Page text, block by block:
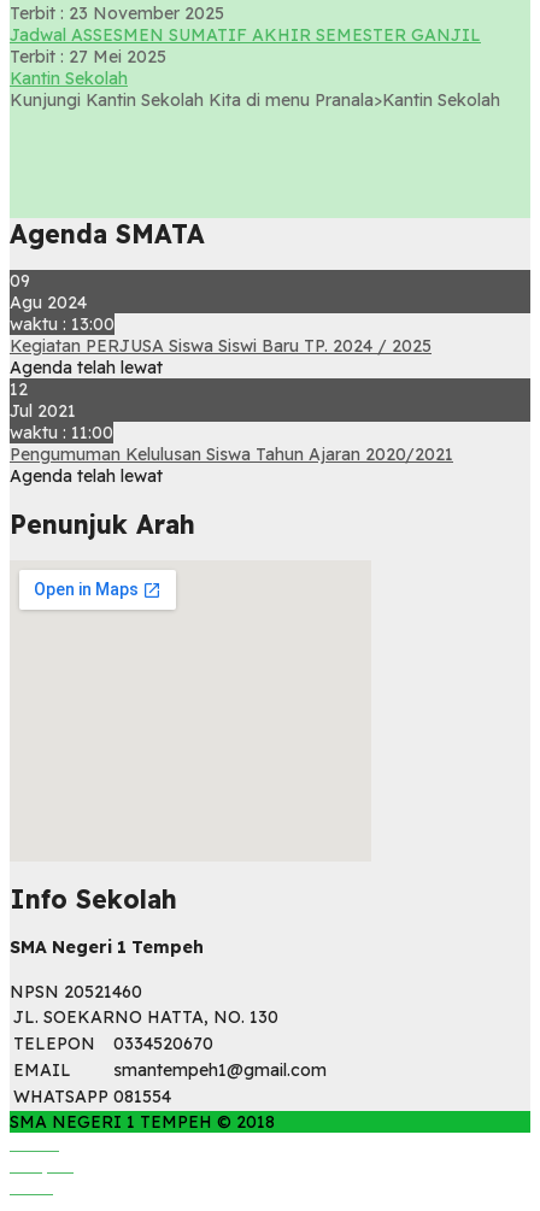
Terbit : 23 November 2025
Jadwal ASSESMEN SUMATIF AKHIR SEMESTER GANJIL
Terbit : 27 Mei 2025
Kantin Sekolah
Kunjungi Kantin Sekolah Kita di menu Pranala>Kantin Sekolah
Agenda SMATA
09
Agu 2024
waktu : 13:00
Kegiatan PERJUSA Siswa Siswi Baru TP. 2024 / 2025
Agenda telah lewat
12
Jul 2021
waktu : 11:00
Pengumuman Kelulusan Siswa Tahun Ajaran 2020/2021
Agenda telah lewat
Penunjuk Arah
Info Sekolah
SMA Negeri 1 Tempeh
NPSN 20521460
JL. SOEKARNO HATTA, NO. 130
TELEPON
0334520670
EMAIL
smantempeh1@gmail.com
WHATSAPP 081554
SMA NEGERI 1 TEMPEH © 2018